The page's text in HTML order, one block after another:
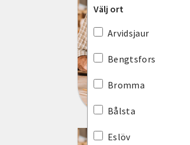
Välj ort
Arvidsjaur
Bengtsfors
Bromma
Bålsta
Eslöv